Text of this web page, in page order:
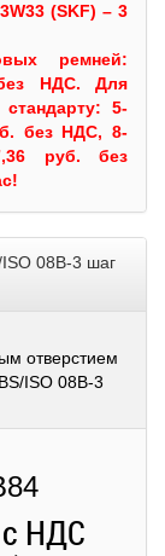
(SKF) – 3
ремней:
НДС. Для
5-
без НДС, 8-
руб. без
08B-3 шаг
отверстием
ISO 08B-3
НДС